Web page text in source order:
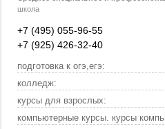
школа
+7 (495) 055-96-55
+7 (925) 426-32-40
подготовка к огэ,егэ:
колледж:
курсы для взрослых: